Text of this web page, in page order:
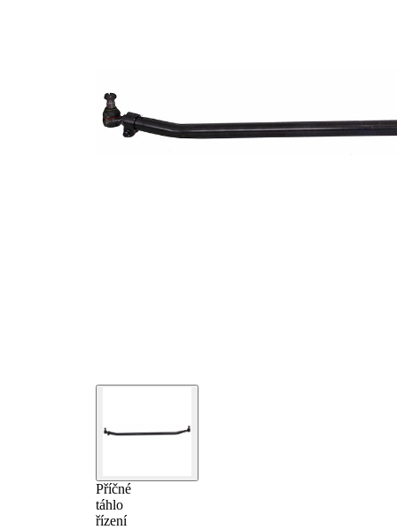
Příčné
táhlo
řízení